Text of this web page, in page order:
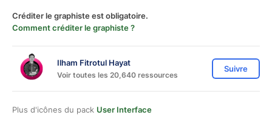
Créditer le graphiste est obligatoire.
Comment créditer le graphiste ?
Ilham Fitrotul Hayat
Voir toutes les 20,640 ressources
Suivre
Plus d'icônes du pack User Interface